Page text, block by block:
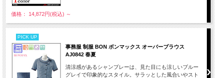
価格： 14,872円(税込) ～
PICK UP
事務服 制服 BON ボンマックス オーバーブラウス
AJ0842 春夏
清涼感があるシャンブレーは、見た目にも涼しいブルー
グレイで印象的なスタイル。サラッとした風合いやスト